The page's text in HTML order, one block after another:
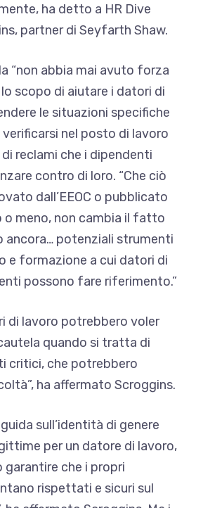
ha detto a HR Dive
partner di Seyfarth Shaw.
“non abbia mai avuto forza
lo scopo di aiutare i datori di
le situazioni specifiche
nel posto di lavoro
reclami che i dipendenti
contro di loro. “Che ciò
dall’EEOC o pubblicato
o meno, non cambia il fatto
ancora… potenziali strumenti
e formazione a cui datori di
possono fare riferimento.”
di lavoro potrebbero voler
quando si tratta di
critici, che potrebbero
ha affermato Scroggins.
sull’identità di genere
per un datore di lavoro,
garantire che i propri
rispettati e sicuri sul